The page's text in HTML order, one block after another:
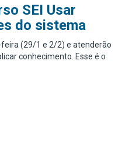
SEI Usar
do sistema
(29/1 e 2/2) e atenderão
conhecimento. Esse é o